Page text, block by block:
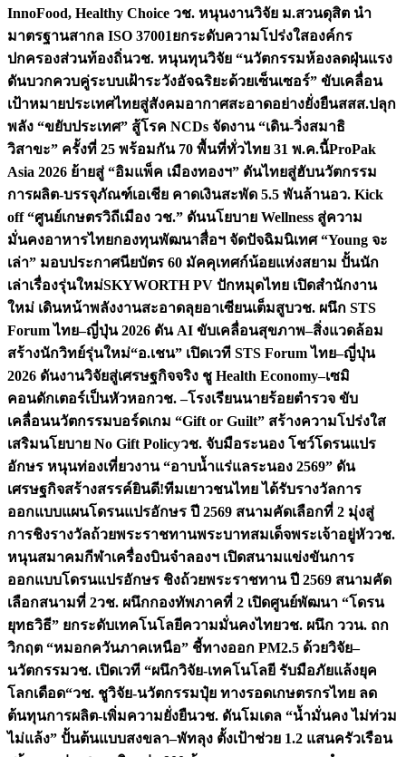
InnoFood, Healthy Choice วช. หนุนงานวิจัย ม.สวนดุสิต นำ
มาตรฐานสากล ISO 37001ยกระดับความโปร่งใสองค์กร
ปกครองส่วนท้องถิ่นวช. หนุนทุนวิจัย “นวัตกรรมห้องลดฝุ่นแรง
ดันบวกควบคู่ระบบเฝ้าระวังอัจฉริยะด้วยเซ็นเซอร์” ขับเคลื่อน
เป้าหมายประเทศไทยสู่สังคมอากาศสะอาดอย่างยั่งยืนสสส.ปลุก
พลัง “ขยับประเทศ” สู้โรค NCDs จัดงาน “เดิน-วิ่งสมาธิ
วิสาขะ” ครั้งที่ 25 พร้อมกัน 70 พื้นที่ทั่วไทย 31 พ.ค.นี้ProPak
Asia 2026 ย้ายสู่ “อิมแพ็ค เมืองทองฯ” ดันไทยสู่ฮับนวัตกรรม
การผลิต-บรรจุภัณฑ์เอเชีย คาดเงินสะพัด 5.5 พันล้านอว. Kick
off “ศูนย์เกษตรวิถีเมือง วช.” ดันนโยบาย Wellness สู่ความ
มั่นคงอาหารไทยกองทุนพัฒนาสื่อฯ จัดปัจฉิมนิเทศ “Young จะ
เล่า” มอบประกาศนียบัตร 60 มัคคุเทศก์น้อยแห่งสยาม ปั้นนัก
เล่าเรื่องรุ่นใหม่SKYWORTH PV ปักหมุดไทย เปิดสำนักงาน
ใหม่ เดินหน้าพลังงานสะอาดลุยอาเซียนเต็มสูบวช. ผนึก STS
Forum ไทย–ญี่ปุ่น 2026 ดัน AI ขับเคลื่อนสุขภาพ–สิ่งแวดล้อม
สร้างนักวิทย์รุ่นใหม่“อ.เชน” เปิดเวที STS Forum ไทย–ญี่ปุ่น
2026 ดันงานวิจัยสู่เศรษฐกิจจริง ชู Health Economy–เซมิ
คอนดักเตอร์เป็นหัวหอกวช. –โรงเรียนนายร้อยตำรวจ ขับ
เคลื่อนนวัตกรรมบอร์ดเกม “Gift or Guilt” สร้างความโปร่งใส
เสริมนโยบาย No Gift Policyวช. จับมือระนอง โชว์โดรนแปร
อักษร หนุนท่องเที่ยวงาน “อาบน้ำแร่แลระนอง 2569” ดัน
เศรษฐกิจสร้างสรรค์ยินดี!ทีมเยาวชนไทย ได้รับรางวัลการ
ออกแบบแผนโดรนแปรอักษร ปี 2569 สนามคัดเลือกที่ 2 มุ่งสู่
การชิงรางวัลถ้วยพระราชทานพระบาทสมเด็จพระเจ้าอยู่หัววช.
หนุนสมาคมกีฬาเครื่องบินจำลองฯ เปิดสนามแข่งขันการ
ออกแบบโดรนแปรอักษร ชิงถ้วยพระราชทาน ปี 2569 สนามคัด
เลือกสนามที่ 2วช. ผนึกกองทัพภาคที่ 2 เปิดศูนย์พัฒนา “โดรน
ยุทธวิธี” ยกระดับเทคโนโลยีความมั่นคงไทยวช. ผนึก ววน. ถก
วิกฤต “หมอกควันภาคเหนือ” ชี้ทางออก PM2.5 ด้วยวิจัย–
นวัตกรรมวช. เปิดเวที “ผนึกวิจัย-เทคโนโลยี รับมือภัยแล้งยุค
โลกเดือด“วช. ชูวิจัย-นวัตกรรมปุ๋ย ทางรอดเกษตรกรไทย ลด
ต้นทุนการผลิต-เพิ่มความยั่งยืนวช. ดันโมเดล “น้ำมั่นคง ไม่ท่วม
ไม่แล้ง” ปั้นต้นแบบสงขลา–พัทลุง ตั้งเป้าช่วย 1.2 แสนครัวเรือน